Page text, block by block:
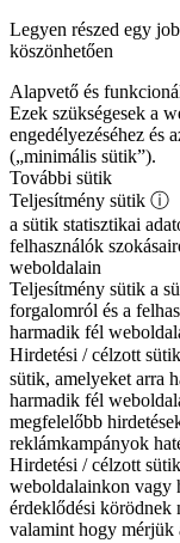
Legyen részed egy
köszönhetően
Alapvető és
Ezek szükségesek a
engedélyezéséhez és
(„minimális sütik”).
További sütik
Teljesítmény sütik ⓘ
a sütik statisztikai
felhasználók
weboldalain
Teljesítmény sütik a
forgalomról és a
harmadik fél
Hirdetési / célzott
sütik, amelyeket arra
harmadik fél
megfelelőbb
reklámkampányok
Hirdetési / célzott
weboldalainkon vagy
érdeklődési körödnek
valamint hogy mérjük